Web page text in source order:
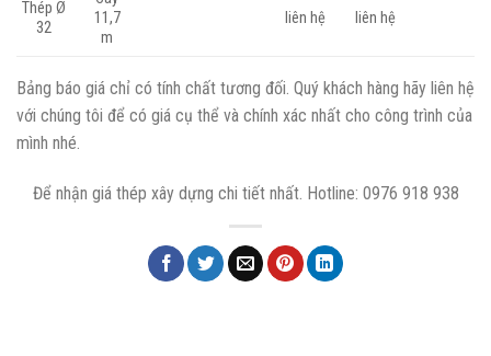
Thép Ø
32
11,7
m
liên hệ liên hệ
Bảng báo giá chỉ có tính chất tương đối. Quý khách hàng hãy liên hệ
với chúng tôi để có giá cụ thể và chính xác nhất cho công trình của
mình nhé.
Để nhận giá thép xây dựng chi tiết nhất. Hotline: 0976 918 938